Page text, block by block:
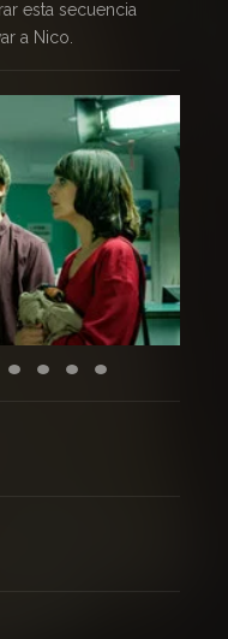
esta secuencia
a Nico.